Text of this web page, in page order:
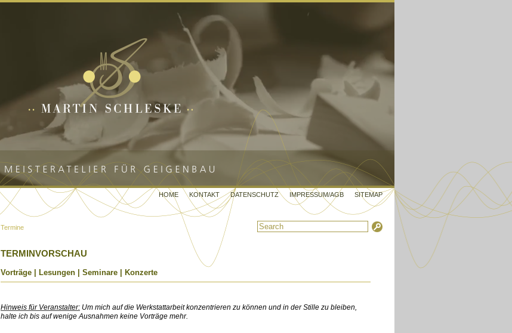
SITEMAP
IMPRESSUM/AGB
DATENSCHUTZ
KONTAKT
HOME
Termine
TERMINVORSCHAU
Vorträge | Lesungen | Seminare | Konzerte
Hinweis für Veranstalter: Um mich auf die Werkstattarbeit konzentrieren zu können und in der Stille zu bleiben,
halte ich bis auf wenige Ausnahmen keine Vorträge mehr.